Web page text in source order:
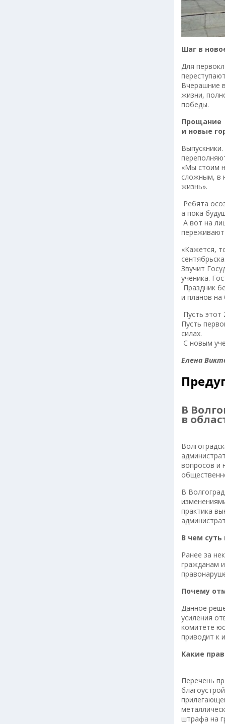
Шаг в
Для
Вчерашние
жизни,
победы.
Прощание
и новые
«Мы стоим
сложным, в
жизнь».
Ребята
а пока
А вот на
переживают
«Кажется,
Звучит
ученика.
Праздник
и планов на
Пусть этот
Пусть
силах.
С новым
Елена
В
в
вопросов и
В
практика
В чем
Ранее за
гражданам
Почему
Данное
усиления
комитете
приводит к
Какие
Перечень
штрафа на